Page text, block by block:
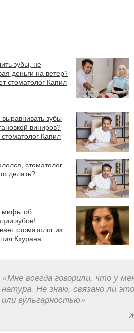
зубы, не
деньги на ветер?
стоматолог Капил
зубы
виниров?
Капил
стоматолог
делать?
мифы об
зубов!
стоматолог из
Кхурана
«Мне всегда говорили, что у
натура. Не знаю, связано ли
или вульгарностью»
–